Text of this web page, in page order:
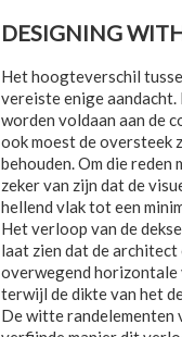
DESIGNING
Het hoogteverschil
vereiste enige
worden voldaan aan de
ook moest de oversteek
behouden. Om die
zeker van zijn dat de
hellend vlak tot een
Het verloop van de
laat zien dat de architect
overwegend horizontale
terwijl de dikte van het
De witte randelementen